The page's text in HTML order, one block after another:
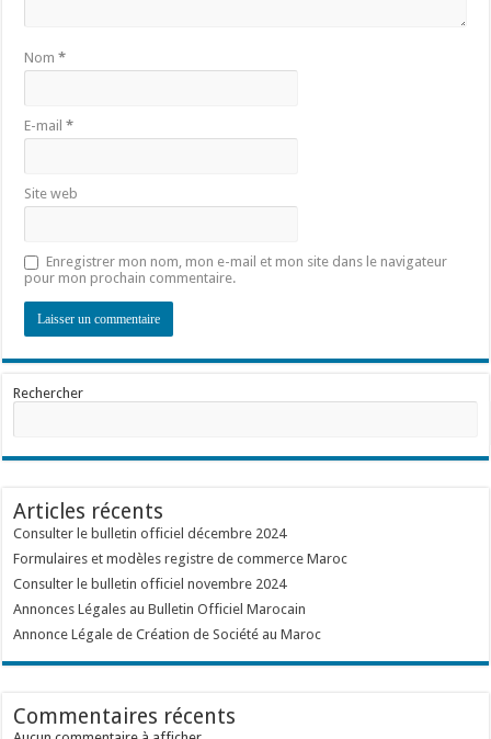
Nom*
E-mail*
Site web
Enregistrer mon nom, mon e-mail et mon site dans le navigateur
pour mon prochain commentaire.
Rechercher
Articles récents
Consulter le bulletin officiel décembre 2024
Formulaires et modèles registre de commerce Maroc
Consulter le bulletin officiel novembre 2024
Annonces Légales au Bulletin Officiel Marocain
Annonce Légale de Création de Société au Maroc
Commentaires récents